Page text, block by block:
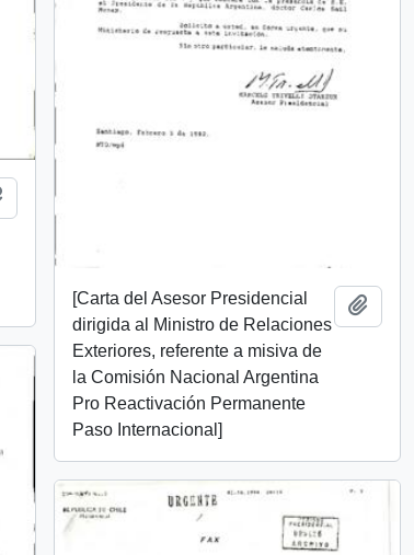
Añadir al portapapeles
[Carta del Asesor Presidencial
dirigida al Ministro de Relaciones
Exteriores, referente a misiva de
la Comisión Nacional Argentina
Pro Reactivación Permanente
Paso Internacional]